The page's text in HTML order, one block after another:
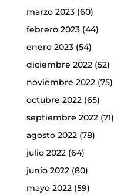
marzo 2023(60)
febrero 2023(44)
enero 2023(54)
diciembre 2022(52)
noviembre 2022(75)
octubre 2022(65)
septiembre 2022(71)
agosto 2022(78)
julio 2022(64)
junio 2022(80)
mayo 2022(59)